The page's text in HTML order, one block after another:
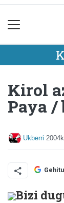
Kirol
Paya /
Ukberri
Bizi